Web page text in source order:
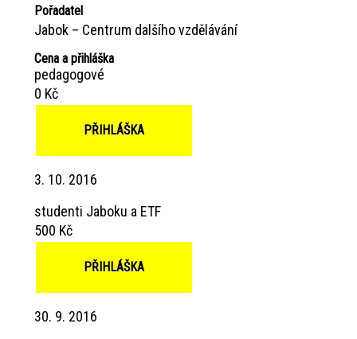
Pořadatel
Jabok – Centrum dalšího vzdělávání
Cena a přihláška
pedagogové
0 Kč
PŘIHLÁŠKA
3. 10. 2016
studenti Jaboku a ETF
500 Kč
PŘIHLÁŠKA
30. 9. 2016